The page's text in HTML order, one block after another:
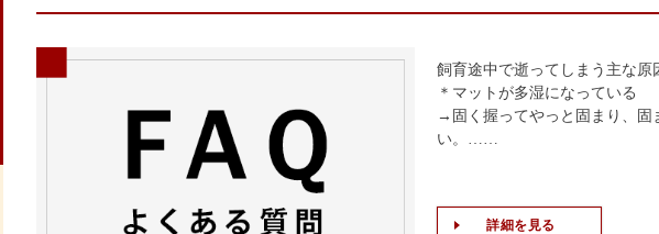
飼育途中で逝ってしまう主な原
＊マットが多湿になっている
→固く握ってやっと固まり、固
い。……
詳細を見る